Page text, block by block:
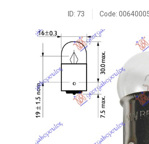
ID: 73 Code: